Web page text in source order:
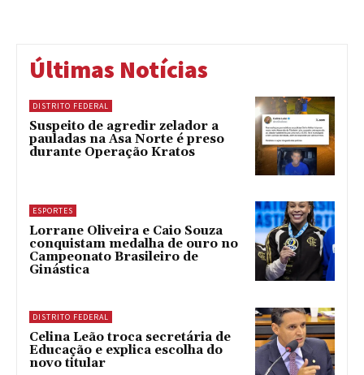
Últimas Notícias
DISTRITO FEDERAL
Suspeito de agredir zelador a
pauladas na Asa Norte é preso
durante Operação Kratos
ESPORTES
Lorrane Oliveira e Caio Souza
conquistam medalha de ouro no
Campeonato Brasileiro de
Ginástica
DISTRITO FEDERAL
Celina Leão troca secretária de
Educação e explica escolha do
novo titular